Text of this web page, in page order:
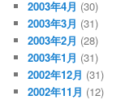
2003年4月 (30)
2003年3月 (31)
2003年2月 (28)
2003年1月 (31)
2002年12月 (31)
2002年11月 (12)